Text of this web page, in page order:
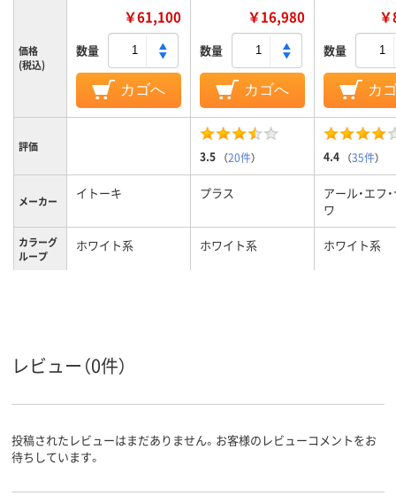
価格
(税込)
￥61,100
数量
カゴへ
￥16,980
数量
カゴへ
数量
カ
評価
3.5 （20件） 4.4 （35件）
メーカー イトーキ プラス
アール・エフ
ワ
カラーグ
ループ
ホワイト系 ホワイト系 ホワイト系
レビュー（0件）
投稿されたレビューはまだありません。お客様のレビューコメントをお
待ちしています。